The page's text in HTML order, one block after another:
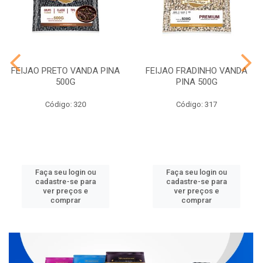
FEIJAO PRETO VANDA PINA
500G
Código: 320
Faça seu login ou
cadastre-se para
ver preços e
comprar
FEIJAO FRADINHO VANDA
PINA 500G
Código: 317
Faça seu login ou
cadastre-se para
ver preços e
comprar